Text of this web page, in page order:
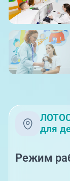
для
Режим